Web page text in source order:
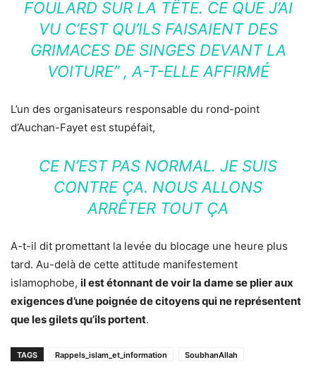
FOULARD SUR LA TÊTE. CE QUE J’AI
VU C’EST QU’ILS FAISAIENT DES
GRIMACES DE SINGES DEVANT LA
VOITURE” , A-T-ELLE AFFIRMÉ
L’un des organisateurs responsable du rond-point
d’Auchan-Fayet est stupéfait,
CE N’EST PAS NORMAL. JE SUIS
CONTRE ÇA. NOUS ALLONS
ARRÊTER TOUT ÇA
A-t-il dit promettant la levée du blocage une heure plus
tard. Au-delà de cette attitude manifestement
islamophobe, il est étonnant de voir la dame se plier aux
exigences d’une poignée de citoyens qui ne représentent
que les gilets qu’ils portent.
TAGS Rappels_islam_et_information SoubhanAllah